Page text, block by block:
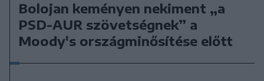
Bolojan keményen nekiment „a
PSD-AUR szövetségnek” a
Moody's országminősítése előtt